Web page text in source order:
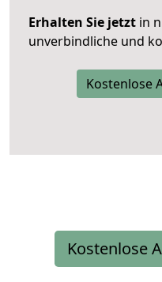
Erhalten Sie jetzt in
unverbindliche und
Kostenlose
Kostenlose